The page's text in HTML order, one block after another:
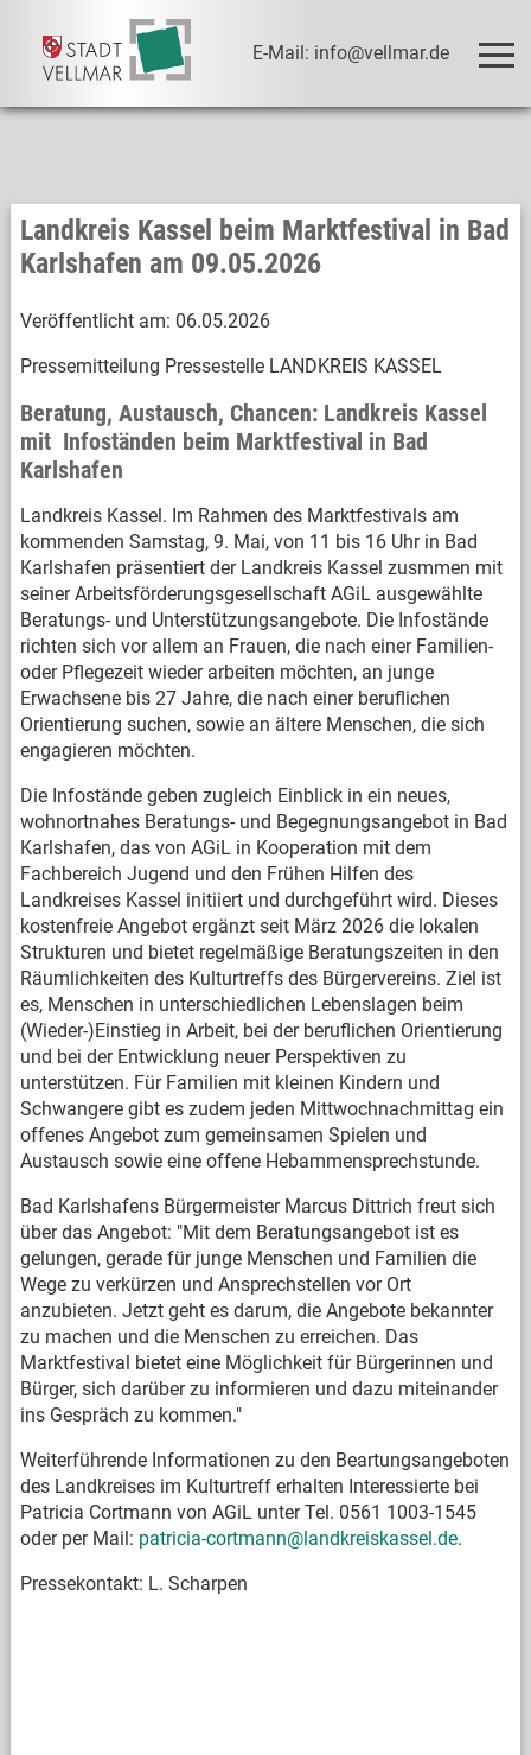
E-Mail: info@vellmar.de
Landkreis Kassel beim Marktfestival in Bad
Karlshafen am 09.05.2026
Veröffentlicht am: 06.05.2026
Pressemitteilung Pressestelle LANDKREIS KASSEL
Beratung, Austausch, Chancen: Landkreis Kassel
mit Infoständen beim Marktfestival in Bad
Karlshafen
Landkreis Kassel. Im Rahmen des Marktfestivals am
kommenden Samstag, 9. Mai, von 11 bis 16 Uhr in Bad
Karlshafen präsentiert der Landkreis Kassel zusmmen mit
seiner Arbeitsförderungsgesellschaft AGiL ausgewählte
Beratungs- und Unterstützungsangebote. Die Infostände
richten sich vor allem an Frauen, die nach einer Familien-
oder Pflegezeit wieder arbeiten möchten, an junge
Erwachsene bis 27 Jahre, die nach einer beruflichen
Orientierung suchen, sowie an ältere Menschen, die sich
engagieren möchten.
Die Infostände geben zugleich Einblick in ein neues,
wohnortnahes Beratungs- und Begegnungsangebot in Bad
Karlshafen, das von AGiL in Kooperation mit dem
Fachbereich Jugend und den Frühen Hilfen des
Landkreises Kassel initiiert und durchgeführt wird. Dieses
kostenfreie Angebot ergänzt seit März 2026 die lokalen
Strukturen und bietet regelmäßige Beratungszeiten in den
Räumlichkeiten des Kulturtreffs des Bürgervereins. Ziel ist
es, Menschen in unterschiedlichen Lebenslagen beim
(Wieder-)Einstieg in Arbeit, bei der beruflichen Orientierung
und bei der Entwicklung neuer Perspektiven zu
unterstützen. Für Familien mit kleinen Kindern und
Schwangere gibt es zudem jeden Mittwochnachmittag ein
offenes Angebot zum gemeinsamen Spielen und
Austausch sowie eine offene Hebammensprechstunde.
Bad Karlshafens Bürgermeister Marcus Dittrich freut sich
über das Angebot: "Mit dem Beratungsangebot ist es
gelungen, gerade für junge Menschen und Familien die
Wege zu verkürzen und Ansprechstellen vor Ort
anzubieten. Jetzt geht es darum, die Angebote bekannter
zu machen und die Menschen zu erreichen. Das
Marktfestival bietet eine Möglichkeit für Bürgerinnen und
Bürger, sich darüber zu informieren und dazu miteinander
ins Gespräch zu kommen."
Weiterführende Informationen zu den Beartungsangeboten
des Landkreises im Kulturtreff erhalten Interessierte bei
Patricia Cortmann von AGiL unter Tel. 0561 1003-1545
oder per Mail: patricia-cortmann@landkreiskassel.de.
Pressekontakt: L. Scharpen